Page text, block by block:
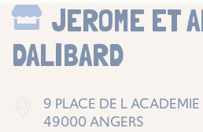
JEROME ET
DALIBARD
9 PLACE DE L ACADEMIE
49000 ANGERS